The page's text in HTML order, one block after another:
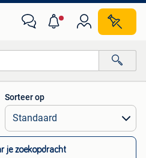
Sorteer op
je zoekopdracht